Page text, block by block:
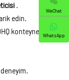
.
edin.
konteyner.
deneyim.
WeChat
WhatsApp